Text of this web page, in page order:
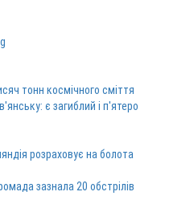
тонн космічного сміття
є загиблий і п'ятеро
розраховує на болота
зазнала 20 обстрілів